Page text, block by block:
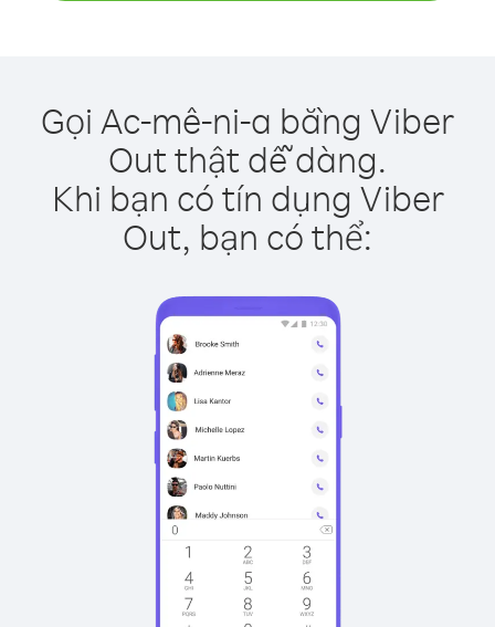
Gọi Ac-mê-ni-a bằng Viber
Out thật dễ dàng.
Khi bạn có tín dụng Viber
Out, bạn có thể: